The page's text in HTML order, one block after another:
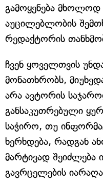
გამოყენება მხოლოდ
აუცილებლობის
რედაქტორის
ჩვენ ყოველთვის
მონათხრობს,
არა ავტორის
განსაკუთრებული
საჭირო, თუ
ხერხდება, რადგან
მარტივად შეიძლება
გავრცელების